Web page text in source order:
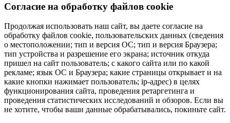
Cогласие на обработку файлов cookie
Продолжая использовать наш сайт, вы даете согласие на
обработку файлов cookie, пользовательских данных (сведения
о местоположении; тип и версия ОС; тип и версия Браузера;
тип устройства и разрешение его экрана; источник откуда
пришел на сайт пользователь; с какого сайта или по какой
рекламе; язык ОС и Браузера; какие страницы открывает и на
какие кнопки нажимает пользователь; ip-адрес) в целях
функционирования сайта, проведения ретаргетинга и
проведения статистических исследований и обзоров. Если вы
не хотите, чтобы ваши данные обрабатывались, покиньте сайт.